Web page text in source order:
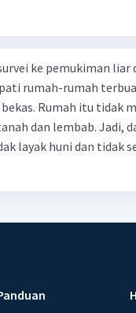
ke pemukiman
rumah-rumah
bekas. Rumah itu tidak
dan lembab. Jadi,
dan tidak sehat. Penalaran yang
adalah . . . .